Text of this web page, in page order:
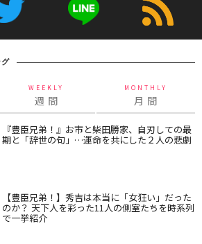
グ
WEEKLY
週 間
MONTHLY
月 間
『豊臣兄弟！』お市と柴田勝家、自刃しての最
期と「辞世の句」…運命を共にした２人の悲劇
【豊臣兄弟！】秀吉は本当に「女狂い」だった
のか？ 天下人を彩った11人の側室たちを時系列
で一挙紹介